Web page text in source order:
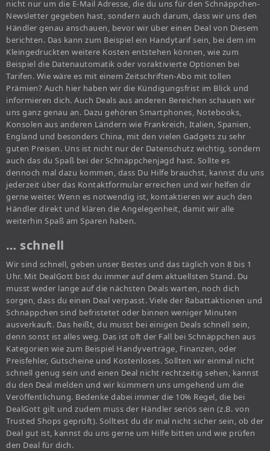
nicht nur um die E-Mail Adresse, die du uns für den Schnäppchen-
Newsletter gegeben hast, sondern auch darum, dass wir uns den
Händler genau anschauen, bevor wir über einen Deal von Diesem
berichten. Das kann zum Beispiel ein Handytarif sein, bei dem im
Kleingedruckten weitere Kosten entstehen können, wie zum
Beispiel die Datenautomatik oder voraktivierte Optionen bei
Tarifen. Wie wäre es mit einem Zeitschriften-Abo mit tollen
Prämien? Auch hier haben wir die Kündigungsfrist im Blick und
informieren dich. Auch Deals aus anderen Bereichen schauen wir
uns ganz genau an. Dazu gehören Smartphones, Notebooks,
Konsolen aus anderen Ländern wie Frankreich, Italien, Spanien,
England und besonders China, mit den vielen Gadgets zu sehr
guten Preisen. Uns ist nicht nur der Datenschutz wichtig, sondern
auch das du Spaß bei der Schnäppchenjagd hast. Sollte es
dennoch mal dazu kommen, dass Du Hilfe brauchst, kannst du uns
jederzeit über das Kontaktformular erreichen und wir helfen dir
gerne weiter. Wenn es notwendig ist, kontaktieren wir auch den
Händler direkt und klären die Angelegenheit, damit wir alle
weiterhin Spaß am Sparen haben.
… schnell
Wir sind schnell, geben unser Bestes und das täglich von 8 bis 1
Uhr. Mit DealGott bist du immer auf dem aktuellsten Stand. Du
musst weder lange auf die nächsten Deals warten, noch dich
sorgen, dass du einen Deal verpasst. Viele der Rabattaktionen und
Schnäppchen sind befristetet oder binnen weniger Minuten
ausverkauft. Das heißt, du musst bei einigen Deals schnell sein,
denn sonst ist alles weg. Das ist oft der Fall bei Schnäppchen aus
Kategorien wie zum Beispiel Handyverträge, Finanzen, oder
Preisfehler, Gutscheine und Kostenloses. Sollten wir einmal nicht
schnell genug sein und einen Deal nicht rechtzeitig sehen, kannst
du den Deal melden und wir kümmern uns umgehend um die
Veröffentlichung. Bedenke dabei immer die 10% Regel, die bei
DealGott gilt und zudem muss der Händler seriös sein (z.B. von
Trusted Shops geprüft). Solltest du dir mal nicht sicher sein, ob der
Deal gut ist, kannst du uns gerne um Hilfe bitten und wie prüfen
den Deal für dich.